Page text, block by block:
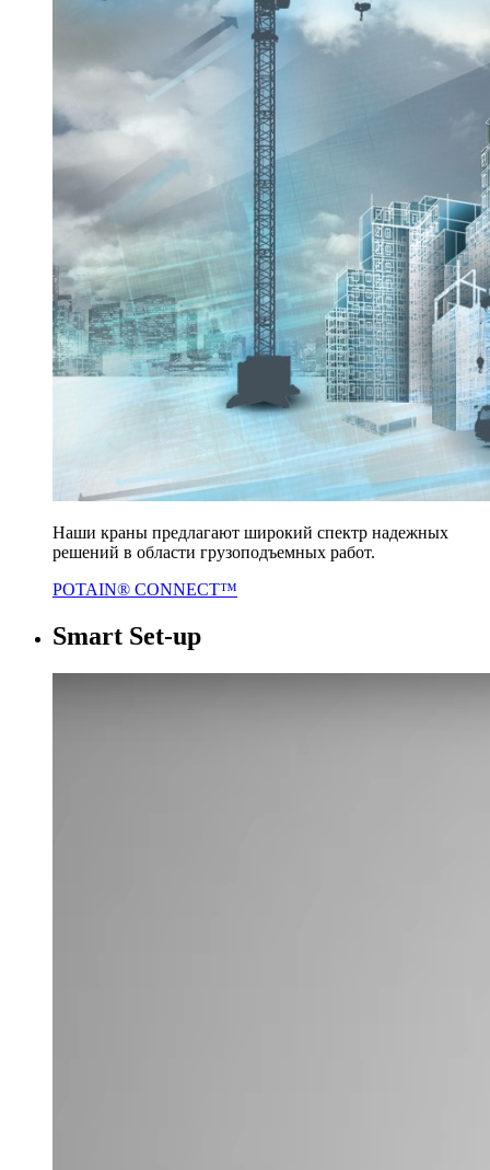
Наши краны предлагают широкий спектр надежных
решений в области грузоподъемных работ.
POTAIN® CONNECT™
Smart Set-up